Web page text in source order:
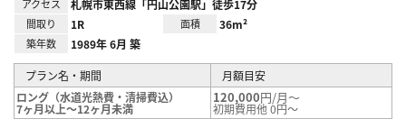
アクセス 札幌市東西線「円山公園駅」徒歩17分
間取り 1R 面積 36m²
築年数 1989年 6月 築
プラン名・期間
月額目安
ロング（水道光熱費・清掃費込）
7ヶ月以上～12ヶ月未満
120,000円/月～
初期費用他 0円～